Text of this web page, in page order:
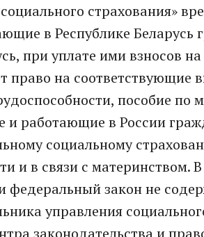
страхования»
в Республике Беларусь
при уплате ими взносов
право на соответствующие
пособие по
работающие в России
социальному
и в связи с
федеральный закон не
управления
законодательства и